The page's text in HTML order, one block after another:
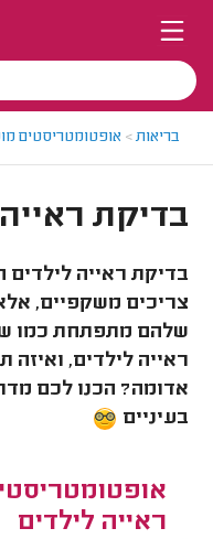
בריאות> אופטומטריסטים
בדיקת
בדיקת ראייה
צריכים משקפיים,
שלהם מתפתחת כמו
ראייה לילדים, ואיזה
אדומה? הכנו לכם
בעיניים
ראייה לילדים